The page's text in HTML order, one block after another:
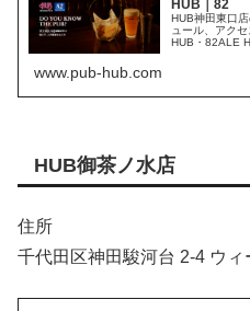
HUB｜82
HUB神田東口
ュール、アク
HUB・82ALE
www.pub-hub.com
HUB御茶ノ水店
住所
千代田区神田駿河台 2-4 ウ